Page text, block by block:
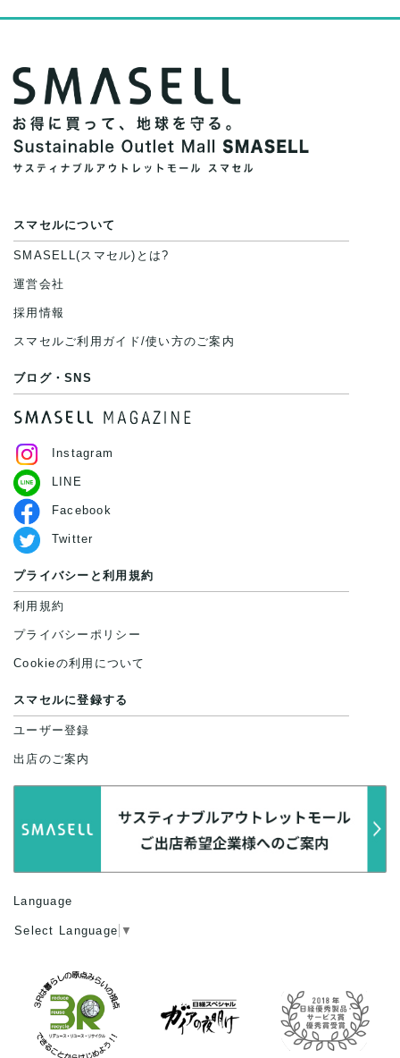
スマセルについて
SMASELL(スマセル)とは?
運営会社
採用情報
スマセルご利用ガイド/使い方のご案内
ブログ・SNS
Instagram
LINE
Facebook
Twitter
プライバシーと利用規約
利用規約
プライバシーポリシー
Cookieの利用について
スマセルに登録する
ユーザー登録
出店のご案内
Language
Select Language ▼